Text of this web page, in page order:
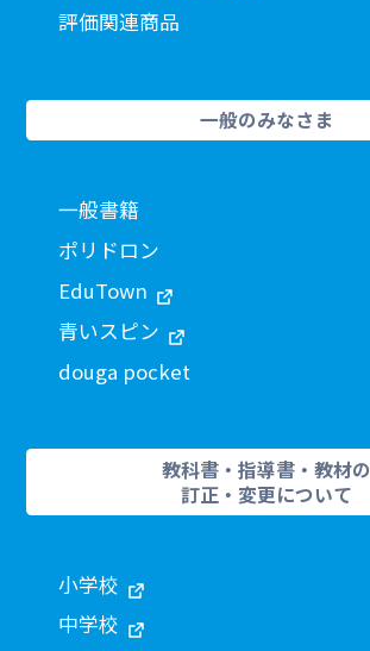
評価関連商品
一般のみなさま
一般書籍
ポリドロン
EduTown
青いスピン
douga pocket
教科書・指導書・教材の
訂正・変更について
小学校
中学校